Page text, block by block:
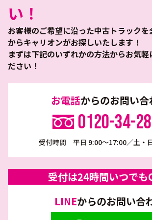
い！
お客様のご希望に沿った中古トラック
からキャリオンがお探しいたします！
まずは下記のいずれかの方法からお気軽
ださい！
お電話からのお問い合
0120-34-
受付時間 平日 9:00～17:00／土・
受付は24時間いつでも
LINEからのお問い合